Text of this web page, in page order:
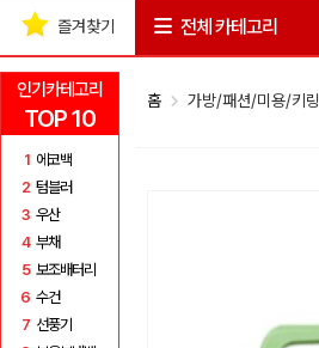
인기카테고리
TOP 10
1 에코백
2 텀블러
3 우산
4 부채
5 보조배터리
6 수건
7 선풍기
즐겨찾기 전체 카테고리
홈 가방/패션/미용/키링